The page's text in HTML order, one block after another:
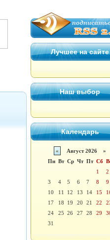
Лучшее на сайте
Наш выбор
Календарь
«
Август 2026 »
Пн Вт Ср Чт Пт Сб
1
2
3
4 5 6 7 8
9
10
11 12 13 14 15
17
18 19 20 21 22
24
25 26 27 28 29
31